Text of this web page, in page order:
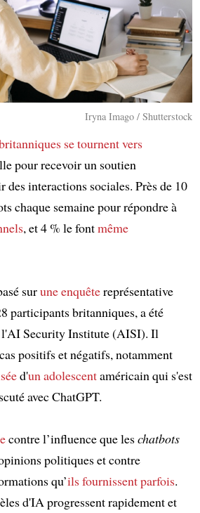
Iryna Imago / Shutterstock
se tournent vers
pour recevoir un soutien
des interactions sociales. Près de 10
chaque semaine pour répondre à
, et 4 % le fontmême
surune enquêtereprésentative
participants britanniques, a été
Security Institute (AISI). Il
positifs et négatifs, notamment
d'un adolescentaméricain qui s'est
avec ChatGPT.
contre l’influence que leschatbots
politiques et contre
qu’ils fournissent parfois.
d'IA progressent rapidement et